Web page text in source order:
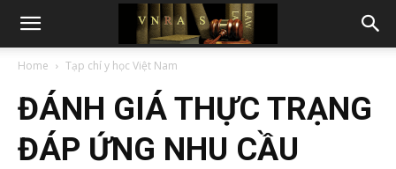
Home Tạp chí y học Việt Nam
ĐÁNH GIÁ THỰC TRẠNG
ĐÁP ỨNG NHU CẦU